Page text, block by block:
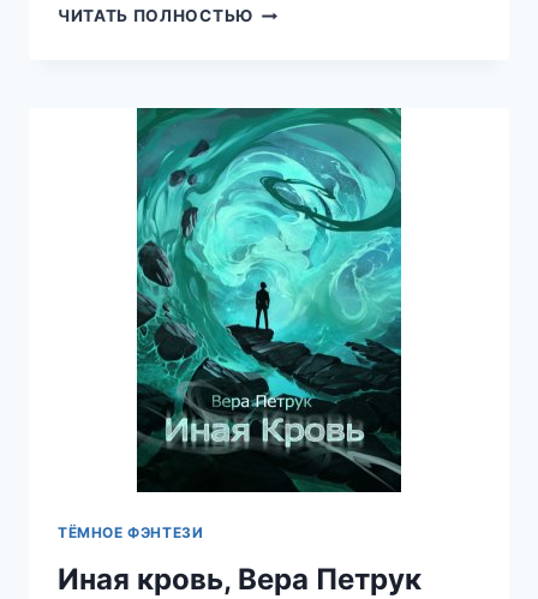
ЧИТАТЬ ПОЛНОСТЬЮ КУКЛА
ТЁМНОЕ ФЭНТЕЗИ
Иная кровь, Вера Петрук